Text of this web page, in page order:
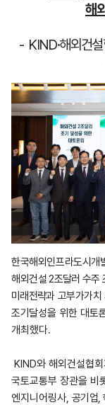
해
- KIND·해외건설
한국해외인프라도시개
해외건설 2조달러 수주
미래전략과 고부가가치
조기 달성을 위한 대토
개최했다.
KIND와 해외건설협
국토교통부 장관을 비
엔지니어링사, 공기업,